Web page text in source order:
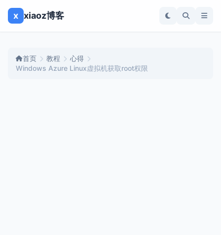
x xiaoz博客
首页 教程
心得
Windows Azure Linux虚拟机获取root权限